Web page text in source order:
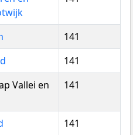
141
141
Vallei en
141
141